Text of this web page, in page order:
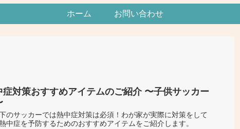
ホーム お問い合わせ
症対策おすすめアイテムのご紹介 〜子供サッカー
のサッカーでは熱中症対策は必須！わが家が実際に対策をして
中症を予防するためのおすすめアイテムをご紹介します。